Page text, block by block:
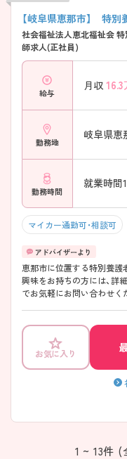
【岐阜県恵那市】 特
社会福祉法人恵北福祉会
師求人(正社員)
給与
月収 16.3
勤務地
岐阜県恵
勤務時間
マイカー通勤可・相談可
恵那市に位置する特別養護
興味をお持ちの方には、詳
でお気軽にお問い合わせく
お気に入り
1 ~ 13件 (